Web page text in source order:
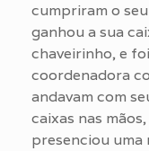
cumpriram o
ganhou a sua
chaveirinho, e
coordenadora
andavam com
caixas nas
presenciou uma